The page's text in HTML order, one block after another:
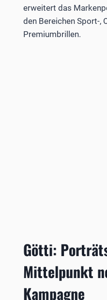
erweitert das
den Bereichen Sport-,
Premiumbrillen.
Götti:
Mittelpunkt
Kampagne